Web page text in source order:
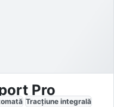
Pro
Tracțiune integrală